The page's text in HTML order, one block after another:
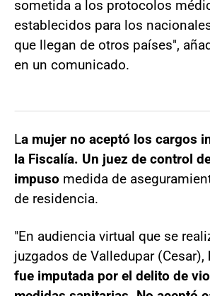
sometida a los protocolos
establecidos para los
que llegan de otros países",
en un comunicado.
La mujer no aceptó los cargos
la Fiscalía. Un juez de control
impuso medida de
de residencia.
"En audiencia virtual que se
juzgados de Valledupar (Cesar),
fue imputada por el delito de